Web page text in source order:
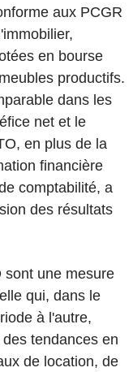
aux PCGR
en bourse
productifs.
dans les
net et le
en plus de la
financière
comptabilité, a
des résultats
sont une mesure
qui, dans le
à l'autre,
tendances en
de location, de